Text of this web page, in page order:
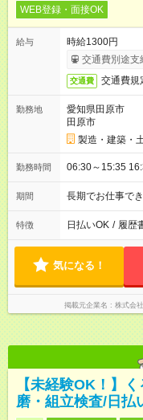
WEB登録・面接OK
給与
時給1300円
交通費別途支
交通費 交通費規
勤務地
愛知県田原市
田原市
製造・建築・
勤務時間 06:30～15:35
期間 長期でお仕事で
特徴 日払いOK / 履歴
気になる！
掲載元企業名 株式会
【未経験OK！】
磨・組立検査/日払